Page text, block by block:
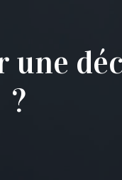
?